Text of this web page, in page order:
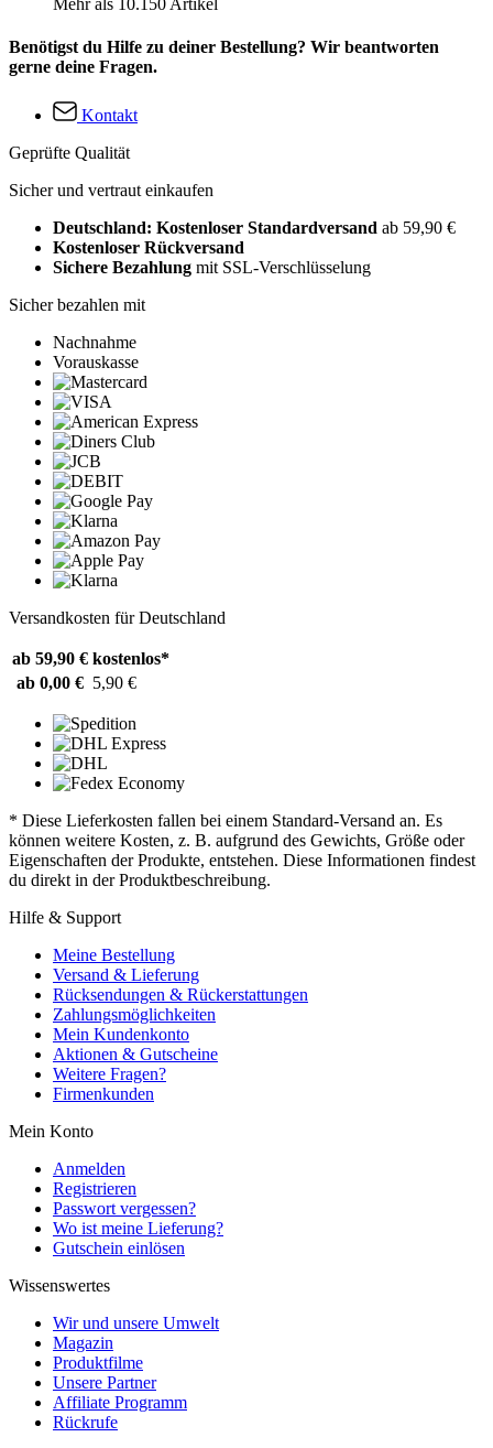
Mehr als 10.150 Artikel
Benötigst du Hilfe zu deiner Bestellung? Wir beantworten
gerne deine Fragen.
Kontakt
Geprüfte Qualität
Sicher und vertraut einkaufen
Deutschland: Kostenloser Standardversand ab 59,90 €
Kostenloser Rückversand
Sichere Bezahlung mit SSL-Verschlüsselung
Sicher bezahlen mit
Nachnahme
Vorauskasse
Versandkosten für Deutschland
ab 59,90 € kostenlos*
ab 0,00 € 5,90 €
* Diese Lieferkosten fallen bei einem Standard-Versand an. Es
können weitere Kosten, z. B. aufgrund des Gewichts, Größe oder
Eigenschaften der Produkte, entstehen. Diese Informationen findest
du direkt in der Produktbeschreibung.
Hilfe & Support
Meine Bestellung
Versand & Lieferung
Rücksendungen & Rückerstattungen
Zahlungsmöglichkeiten
Mein Kundenkonto
Aktionen & Gutscheine
Weitere Fragen?
Firmenkunden
Mein Konto
Anmelden
Registrieren
Passwort vergessen?
Wo ist meine Lieferung?
Gutschein einlösen
Wissenswertes
Wir und unsere Umwelt
Magazin
Produktfilme
Unsere Partner
Affiliate Programm
Rückrufe